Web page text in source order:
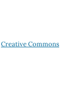
Creative Commons